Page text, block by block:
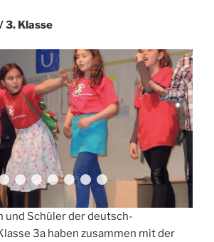
3. Klasse
und Schüler der deutsch-
3a haben zusammen mit der